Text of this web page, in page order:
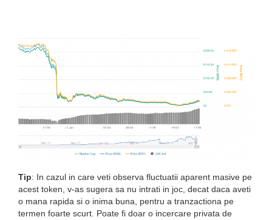
Tip: In cazul in care veti observa fluctuatii aparent masive pe
acest token, v-as sugera sa nu intrati in joc, decat daca aveti
o mana rapida si o inima buna, pentru a tranzactiona pe
termen foarte scurt. Poate fi doar o incercare privata de